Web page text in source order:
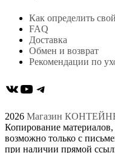
Как определить
FAQ
Доставка
Обмен и возврат
Рекомендации по
ВКонтакте
YouTube
Telegram
2026 Магазин
Копирование
возможно только с
при наличии прямой